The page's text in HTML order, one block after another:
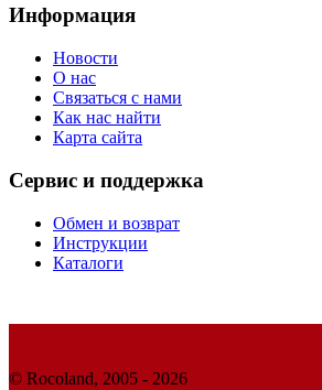
Информация
Новости
О нас
Связаться с нами
Как нас найти
Карта сайта
Сервис и поддержка
Обмен и возврат
Инструкции
Каталоги
© Rocoland, 2005 - 2026